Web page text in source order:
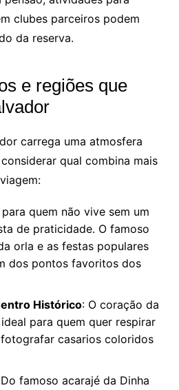
clubes parceiros podem
da reserva.
e regiões que
carrega uma atmosfera
qual combina mais
quem não vive sem um
de praticidade. O famoso
orla e as festas populares
dos pontos favoritos dos
Histórico: O coração da
para quem quer respirar
casarios coloridos
famoso acarajé da Dinha